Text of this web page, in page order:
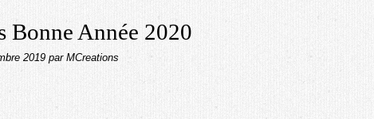
Bonne Année 2020
2019 par MCreations